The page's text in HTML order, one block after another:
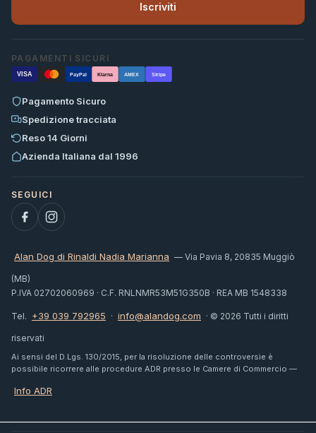
Iscriviti
PAGAMENTI SICURI
VISA PayPal Klarna AMEX Stripe
Pagamento Sicuro
Spedizione tracciata
Reso 14 Giorni
Azienda Italiana dal 1996
Alan Dog di Rinaldi Nadia Marianna — Via Pavia 8, 20835 Muggiò
(MB)
P.IVA 02702060969 · C.F. RNLNMR53M51G350B · REA MB 1548338
Tel. +39 039 792965 · info@alandog.com · © 2026 Tutti i diritti
riservati
Ai sensi del D.Lgs. 130/2015, per la risoluzione delle controversie è
possibile ricorrere alle procedure ADR presso le Camere di Commercio —
Info ADR